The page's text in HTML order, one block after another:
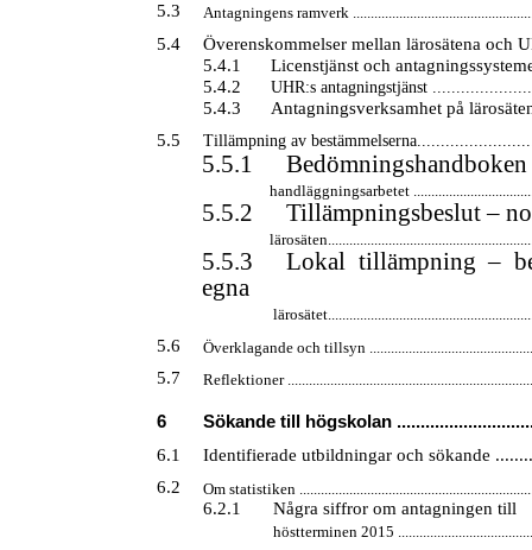
5.3
Antagningens ramverk
5.4
Överenskommelser mellan lärosätena och
5.4.1
Licenstjänst och
5.4.2
UHR:s antagningstjänst
5.4.3
Antagningsverksamhet på
5.5
Tillämpning av
5.5.1
handläggningsarbetet
5.5.2 Tillämpningsbeslut –
5.5.3
Lokal tillämpning –
egna
5.6 Överklagande och tillsyn
5.7 Reflektioner
6 Sökande till högskolan
6.1
Identifierade utbildningar och sökande
6.2
Om statistiken
6.2.1 Några siffror om antagningen till
höstterminen 2015